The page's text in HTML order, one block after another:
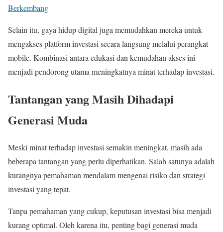
Berkembang
Selain itu, gaya hidup digital juga memudahkan mereka untuk
mengakses platform investasi secara langsung melalui perangkat
mobile. Kombinasi antara edukasi dan kemudahan akses ini
menjadi pendorong utama meningkatnya minat terhadap investasi.
Tantangan yang Masih Dihadapi
Generasi Muda
Meski minat terhadap investasi semakin meningkat, masih ada
beberapa tantangan yang perlu diperhatikan. Salah satunya adalah
kurangnya pemahaman mendalam mengenai risiko dan strategi
investasi yang tepat.
Tanpa pemahaman yang cukup, keputusan investasi bisa menjadi
kurang optimal. Oleh karena itu, penting bagi generasi muda